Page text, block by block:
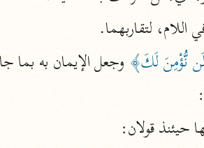
Type 2 or
عامّة
صديق حسن خان (١٣٠٧ هـ)
اللام، لتقاربهما.
نُّؤْمِنَ لَكَ﴾ وجعل الإيمان به بما
حيئنذ قولان: